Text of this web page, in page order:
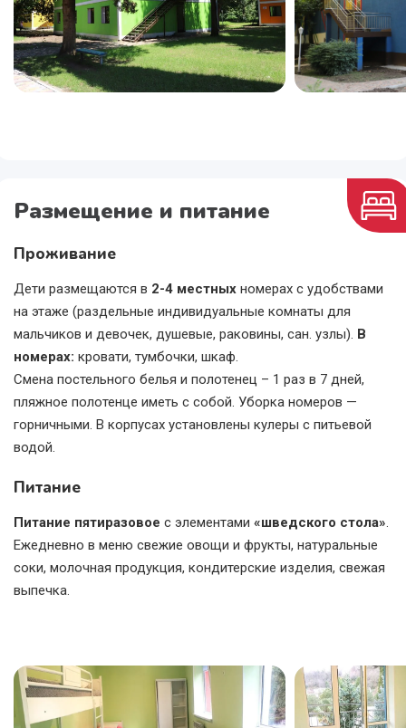
Размещение и питание
Проживание
Дети размещаются в 2-4 местных номерах с удобствами
на этаже (раздельные индивидуальные комнаты для
мальчиков и девочек, душевые, раковины, сан. узлы). В
номерах: кровати, тумбочки, шкаф.
Смена постельного белья и полотенец – 1 раз в 7 дней,
пляжное полотенце иметь с собой. Уборка номеров —
горничными. В корпусах установлены кулеры с питьевой
водой.
Питание
Питание пятиразовое с элементами «шведского стола».
Ежедневно в меню свежие овощи и фрукты, натуральные
соки, молочная продукция, кондитерские изделия, свежая
выпечка.